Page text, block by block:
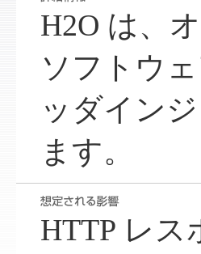
H2O は、
ソフトウ
ッダイン
ます。
HTTP レス